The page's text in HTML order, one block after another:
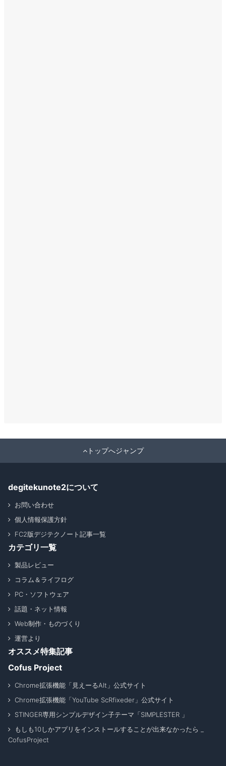
トップへジャンプ
degitekunote2について
お問い合わせ
個人情報保護方針
FC2版デジテクノート記事一覧
カテゴリ一覧
製品レビュー
コラム＆ライフログ
PC・ソフトウェア
話題・ネット情報
Web制作・ものづくり
運営より
オススメ特集記事
Cofus Project
Chrome拡張機能「見えーるAlt」公式サイト
Chrome拡張機能「YouTube ScRfixeder」公式サイト
STINGER専用シンプルデザイン子テーマ「SIMPLESTER 」
もしも10しかアプリをインストールすることが出来なかったら _
CofusProject